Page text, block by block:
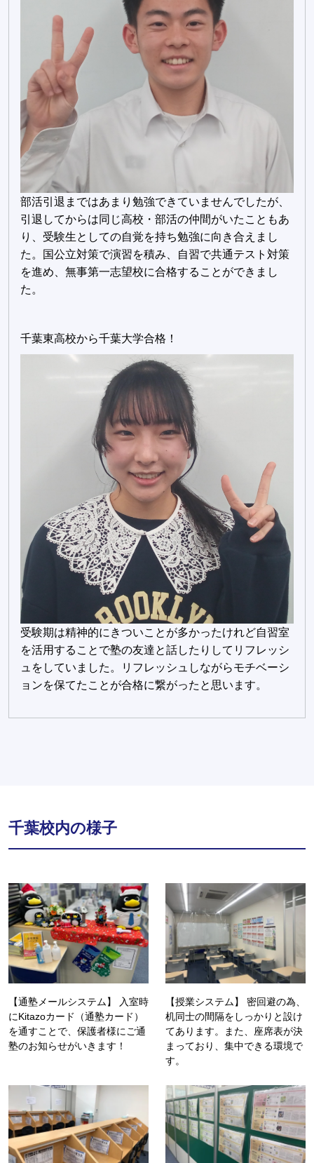
部活引退まではあまり勉強できていませんでしたが、
引退してからは同じ高校・部活の仲間がいたこともあ
り、受験生としての自覚を持ち勉強に向き合えまし
た。国公立対策で演習を積み、自習で共通テスト対策
を進め、無事第一志望校に合格することができまし
た。
千葉東高校から千葉大学合格！
受験期は精神的にきついことが多かったけれど自習室
を活用することで塾の友達と話したりしてリフレッシ
ュをしていました。リフレッシュしながらモチベーシ
ョンを保てたことが合格に繋がったと思います。
千葉校内の様子
【通塾メールシステム】 入室時
にKitazoカード（通塾カード）
を通すことで、保護者様にご通
塾のお知らせがいきます！
【授業システム】 密回避の為、
机同士の間隔をしっかりと設け
てあります。また、座席表が決
まっており、集中できる環境で
す。